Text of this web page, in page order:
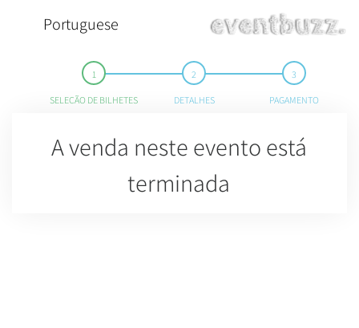
Portuguese
SELEÇÃO DE BILHETES DETALHES PAGAMENTO
A venda neste evento está
terminada